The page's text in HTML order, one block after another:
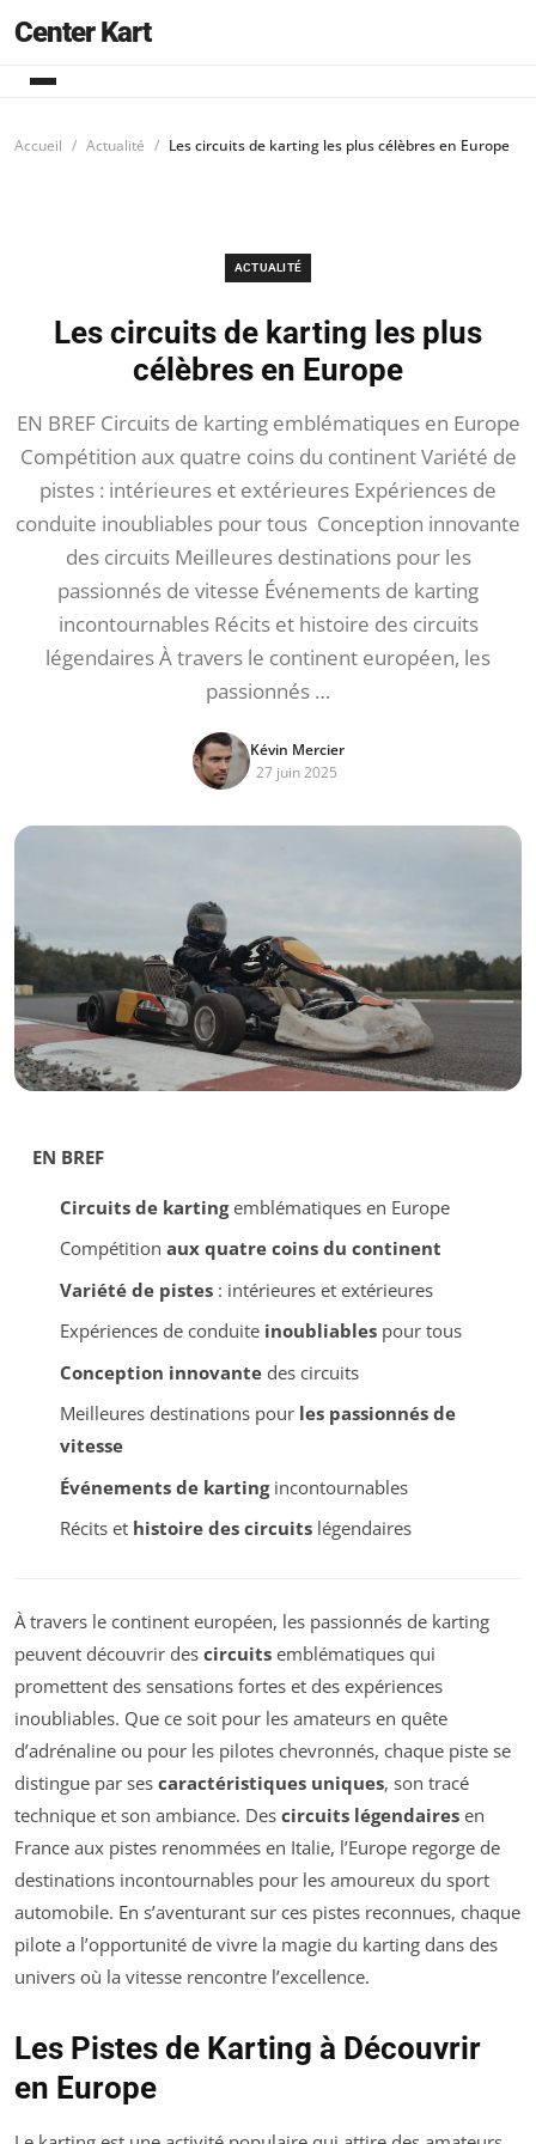
Center Kart
Accueil Actualité Les circuits de karting les plus célèbres en Europe
ACTUALITÉ
Les circuits de karting les plus
célèbres en Europe
EN BREF Circuits de karting emblématiques en Europe
Compétition aux quatre coins du continent Variété de
pistes : intérieures et extérieures Expériences de
conduite inoubliables pour tous Conception innovante
des circuits Meilleures destinations pour les
passionnés de vitesse Événements de karting
incontournables Récits et histoire des circuits
légendaires À travers le continent européen, les
passionnés …
Kévin Mercier
27 juin 2025
EN BREF
Circuits de kartingemblématiques en Europe
Compétition aux quatre coins du continent
Variété de pistes: intérieures et extérieures
Expériences de conduite inoubliablespour tous
Conception innovantedes circuits
Meilleures destinations pour les passionnés de
vitesse
Événements de kartingincontournables
Récits et histoire des circuitslégendaires
À travers le continent européen, les passionnés de karting
peuvent découvrir des circuits emblématiques qui
promettent des sensations fortes et des expériences
inoubliables. Que ce soit pour les amateurs en quête
d’adrénaline ou pour les pilotes chevronnés, chaque piste se
distingue par ses caractéristiques uniques, son tracé
technique et son ambiance. Des circuits légendaires en
France aux pistes renommées en Italie, l’Europe regorge de
destinations incontournables pour les amoureux du sport
automobile. En s’aventurant sur ces pistes reconnues, chaque
pilote a l’opportunité de vivre la magie du karting dans des
univers où la vitesse rencontre l’excellence.
Les Pistes de Karting à Découvrir
en Europe